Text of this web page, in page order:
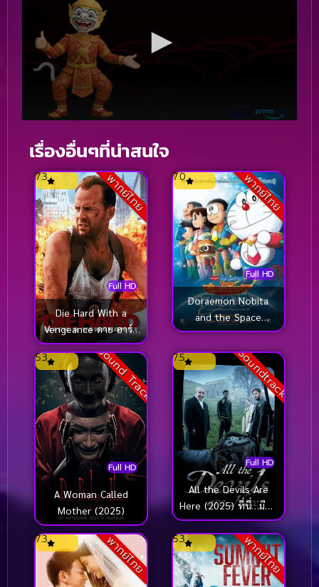
เรื่องอื่นๆที่น่าสนใจ
พากย์ไทย
Full HD
7.3
Die Hard With a
Vengeance ดาย ฮาร์ด
3 แค้นได้ก็ตายยาก
(1995)
พากย์ไทย
Full HD
7.0
Doraemon Nobita
and the Space
Heroes โดราเอมอน
เดอะมูฟวี่ ตอน โนบิตะ
ผู้กล้าแห่งอวกาศ
(2015)
Sound Track
Full HD
5.3
A Woman Called
Mother (2025)
Soundtrack
Full HD
7.5
All the Devils Are
Here (2025) ที่นี่…มีแต่
ปีศาจ
พากย์ไทย
7.3 พากย์ไทย
5.3